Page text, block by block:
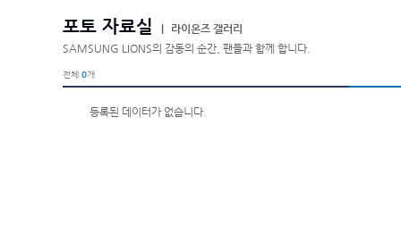
포토 자료실
라이온즈 갤러리
SAMSUNG LIONS의 감동의 순간, 팬들과 함께 합니다.
전체 0개
등록된 데이터가 없습니다.